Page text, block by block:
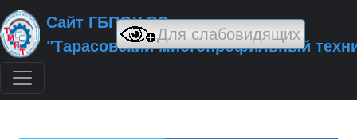
Сайт ГБПОУ РО
"Тарасовский многопрофильный